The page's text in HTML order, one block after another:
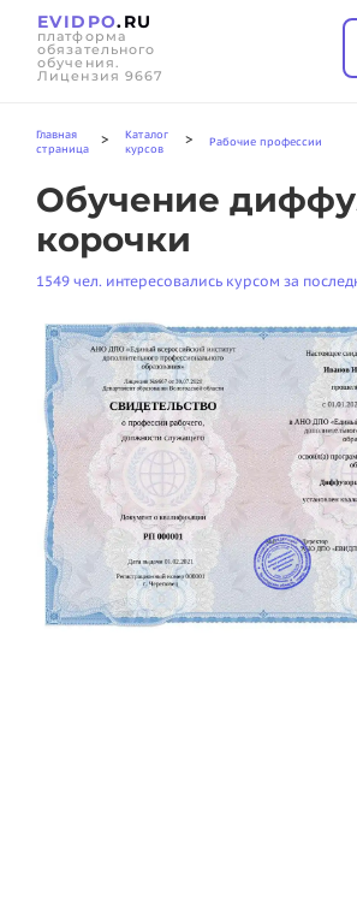
EVIDPO.RU
платформа
обязательного
обучения.
Лицензия 9667
Главная
страница
>
Каталог
курсов
> Рабочие профессии
Обучение
корочки
1549 чел. интересовались курсом за